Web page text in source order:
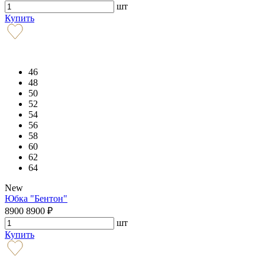
шт
Купить
46
48
50
52
54
56
58
60
62
64
New
Юбка "Бентон"
8900 8900 ₽
шт
Купить